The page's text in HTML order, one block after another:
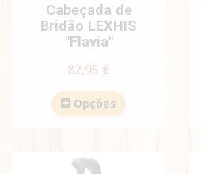
Cabeçada de
Bridão LEXHIS
"Flavia"
82,95 €
Opções